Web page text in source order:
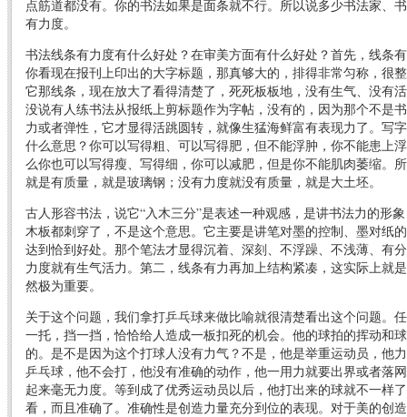
点筋道都没有。你的书法如果是面条就不行。所以说多少书法家、
有力度。
书法线条有力度有什么好处？在审美方面有什么好处？首先，线条
你看现在报刊上印出的大字标题，那真够大的，排得非常匀称，很
它那线条，现在放大了看得清楚了，死死板板地，没有生气、没有
没说有人练书法从报纸上剪标题作为字帖，没有的，因为那个不是
力或者弹性，它才显得活跳圆转，就像生猛海鲜富有表现力了。写
什么意思？你可以写得粗、可以写得肥，但不能浮肿，你不能患上
么你也可以写得瘦、写得细，你可以减肥，但是你不能肌肉萎缩。
就是有质量，就是玻璃钢；没有力度就没有质量，就是大土坯。
古人形容书法，说它“入木三分”是表述一种观感，是讲书法力的形
木板都刺穿了，不是这个意思。它主要是讲笔对墨的控制、墨对纸
达到恰到好处。那个笔法才显得沉着、深刻、不浮躁、不浅薄、有
力度就有生气活力。第二，线条有力再加上结构紧凑，这实际上就
然极为重要。
关于这个问题，我们拿打乒乓球来做比喻就很清楚看出这个问题。
一托，挡一挡，恰恰给人造成一板扣死的机会。他的球拍的挥动和
的。是不是因为这个打球人没有力气？不是，他是举重运动员，他
乒乓球，他不会打，他没有准确的动作，他一用力就要出界或者落
起来毫无力度。等到成了优秀运动员以后，他打出来的球就不一样
看，而且准确了。准确性是创造力量充分到位的表现。对于美的创